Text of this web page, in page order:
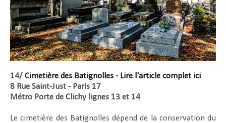
14/ Cimetière des Batignolles - Lire l'article complet ici
8 Rue Saint-Just - Paris 17
Métro Porte de Clichy lignes 13 et 14
Le cimetière des Batignolles dépend de la conservation du